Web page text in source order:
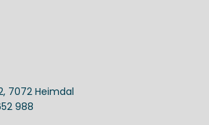
7072 Heimdal
988